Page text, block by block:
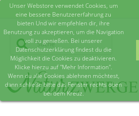
Unser Webstore verwendet Cookies, um
eine bessere Benutzererfahrung zu
bieten Und wir empfehlen dir, ihre
Benutzung zu akzeptieren, um die Navigation
voll zu genießen. Bei unserer
Datenschutzerklärung findest du die
Möglichkeit die Cookies zu deaktivieren.
Klicke hierzu auf "Mehr Information".
Wenn du alle Cookies ablehnen möchtest,
dann schließe bitte das Fenster rechts oben
bei dem Kreuz.